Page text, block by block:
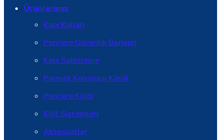
Ürünlerimiz
Kapı Kolları
Pencere Güvenlik Bariyeri
Kapı Sabitleme
Parmak Koruyucu Körük
Pencere Kilidi
Kilit Sistemleri
Aksesuarlar